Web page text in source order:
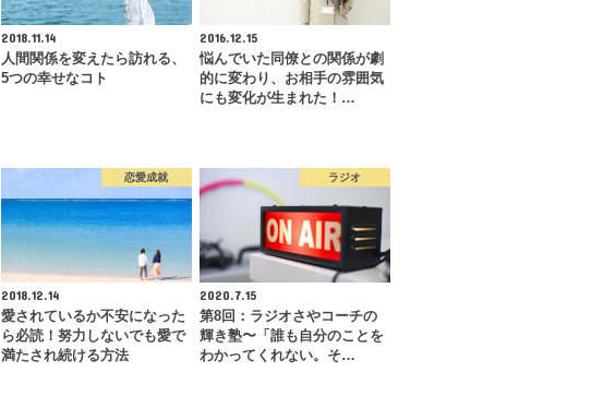
2018.11.14
人間関係を変えたら訪れる、
5つの幸せなコト
2016.12.15
悩んでいた同僚との関係が劇
的に変わり、お相手の雰囲気
にも変化が生まれた！…
恋愛成就
2018.12.14
愛されているか不安になった
ら必読！努力しないでも愛で
満たされ続ける方法
ラジオ
2020.7.15
第8回：ラジオさやコーチの
輝き塾〜「誰も自分のことを
わかってくれない。そ…